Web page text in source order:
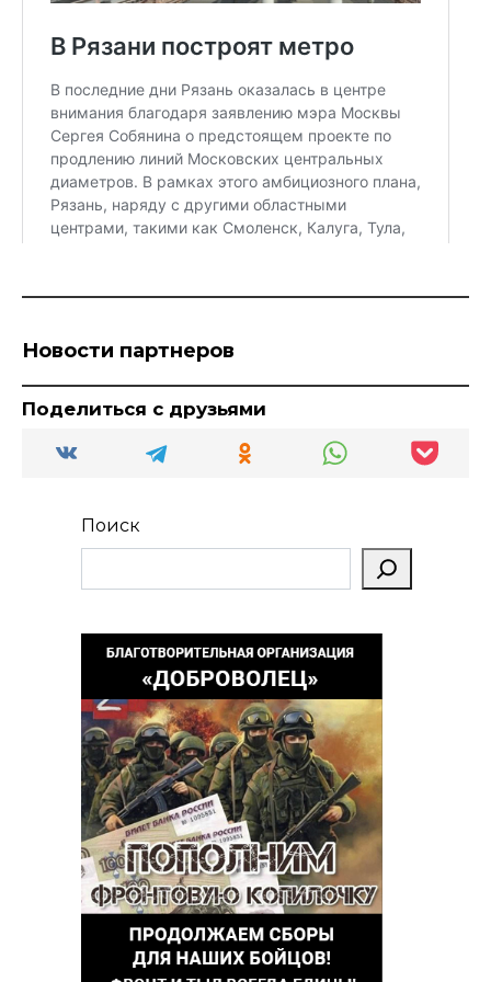
Новости партнеров
Поделиться с друзьями
Поиск